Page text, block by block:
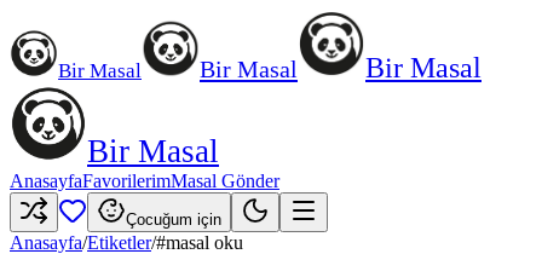
Bir Masal Bir Masal Bir Masal
Bir Masal
AnasayfaFavorilerimMasal Gönder
Çocuğum için
Anasayfa/Etiketler/#masal oku